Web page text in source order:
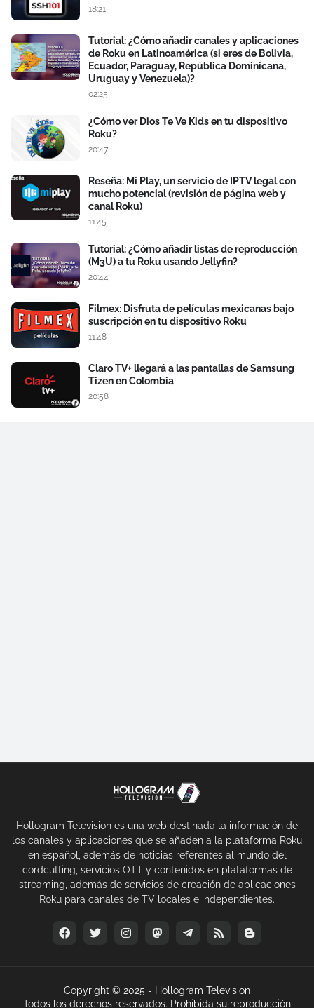
18:21
Tutorial: ¿Cómo añadir canales y aplicaciones
de Roku en Latinoamérica (si eres de Bolivia,
Ecuador, Paraguay, República Dominicana,
Uruguay y Venezuela)?
02:25
¿Cómo ver Dios Te Ve Kids en tu dispositivo
Roku?
20:47
Reseña: Mi Play, un servicio de IPTV legal con
mucho potencial (revisión de página web y
canal Roku)
11:45
Tutorial: ¿Cómo añadir listas de reproducción
(M3U) a tu Roku usando Jellyfin?
20:44
Filmex: Disfruta de películas mexicanas bajo
suscripción en tu dispositivo Roku
11:48
Claro TV+ llegará a las pantallas de Samsung
Tizen en Colombia
20:58
Hollogram Television es una web destinada la información de
los canales y aplicaciones que se añaden a la plataforma Roku
en español, además de noticias referentes al mundo del
cordcutting, servicios OTT y contenidos en plataformas de
streaming, además de servicios de creación de aplicaciones
Roku para canales de TV locales e independientes.
Copyright © 2025 - Hollogram Television
Todos los derechos reservados. Prohibida su reproducción